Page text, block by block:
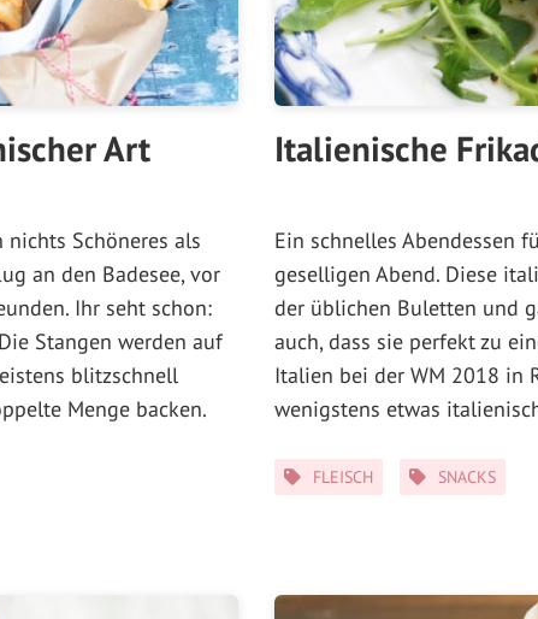
Art
Schöneres als
an den Badesee, vor
Ihr seht schon:
Stangen werden auf
blitzschnell
Menge backen.
Italienische
Ein schnelles Abendessen
geselligen Abend. Diese
der üblichen Buletten und
auch, dass sie perfekt zu
Italien bei der WM 2018 in
wenigstens etwas
Kategorien
FLEISCH SNACKS